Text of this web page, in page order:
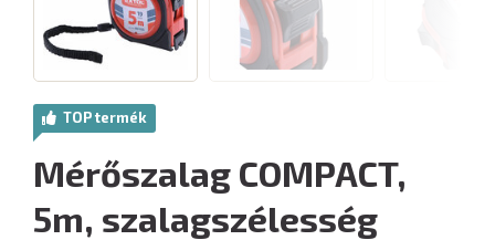
TOP termék
Mérőszalag COMPACT,
5m, szalagszélesség